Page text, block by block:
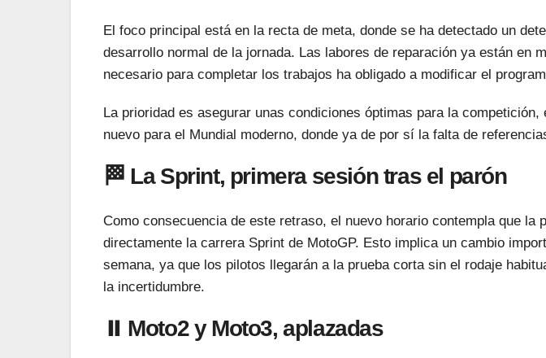
El foco principal está en la recta de meta, donde se ha detectado un
desarrollo normal de la jornada. Las labores de reparación ya están en
necesario para completar los trabajos ha obligado a modificar el
La prioridad es asegurar unas condiciones óptimas para la
nuevo para el Mundial moderno, donde ya de por sí la falta de
🏁 La Sprint, primera sesión tras el parón
Como consecuencia de este retraso, el nuevo horario contempla que la
directamente la carrera Sprint de MotoGP. Esto implica un cambio
semana, ya que los pilotos llegarán a la prueba corta sin el rodaje
la incertidumbre.
⏸️ Moto2 y Moto3, aplazadas